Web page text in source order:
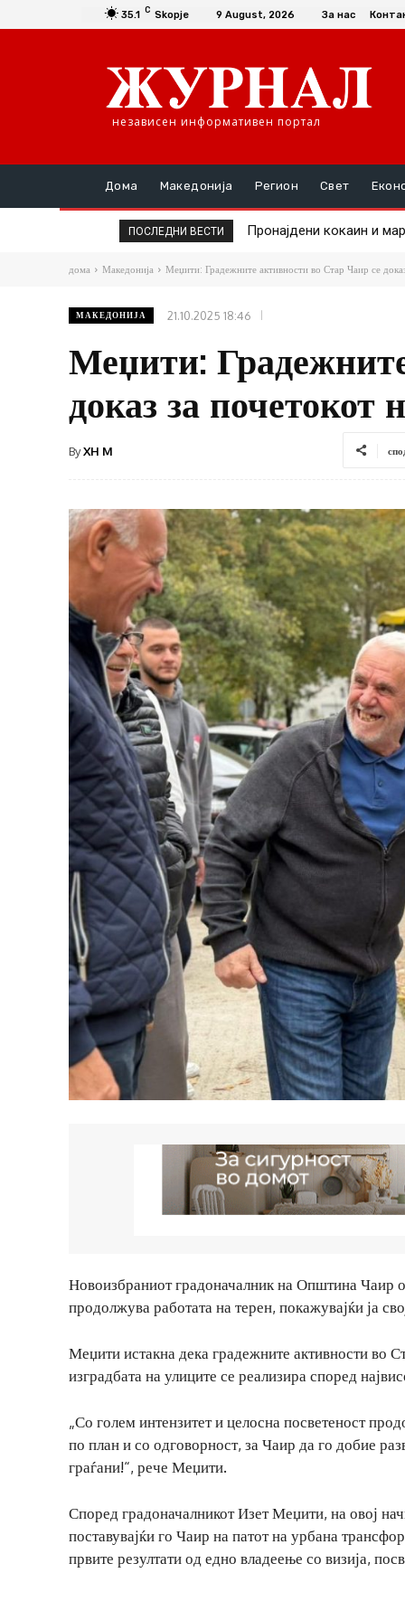
35.1 C Skopje 9 August, 2026 За нас
независен информативен портал
Дома Македонија Регион Свет
ПОСЛЕДНИ ВЕСТИ Пронајдени кокаин и
Новинарите ја
дома Македонија Меџити: Градежните активности во Стар Чаир се
МАКЕДОНИЈА 21.10.2025 18:46
Меџити:
доказ за почетокот
ByXH M
Новоизбраниот градоначалник на Општина Чаир
продолжува работата на терен, покажувајќи ја
Меџити истакна дека градежните активности во
изградбата на улиците се реализира според
„Со голем интензитет и целосна посветеност
по план и со одговорност, за Чаир да го добие
граѓани!“, рече Меџити.
Според градоначалникот Изет Меџити, на овој
поставувајќи го Чаир на патот на урбана
првите резултати од едно владеење со визија,